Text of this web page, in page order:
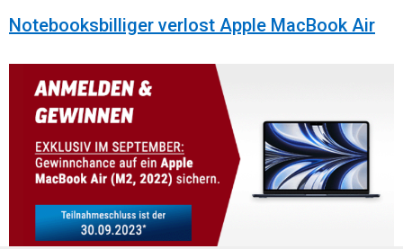
Notebooksbilliger verlost Apple MacBook Air